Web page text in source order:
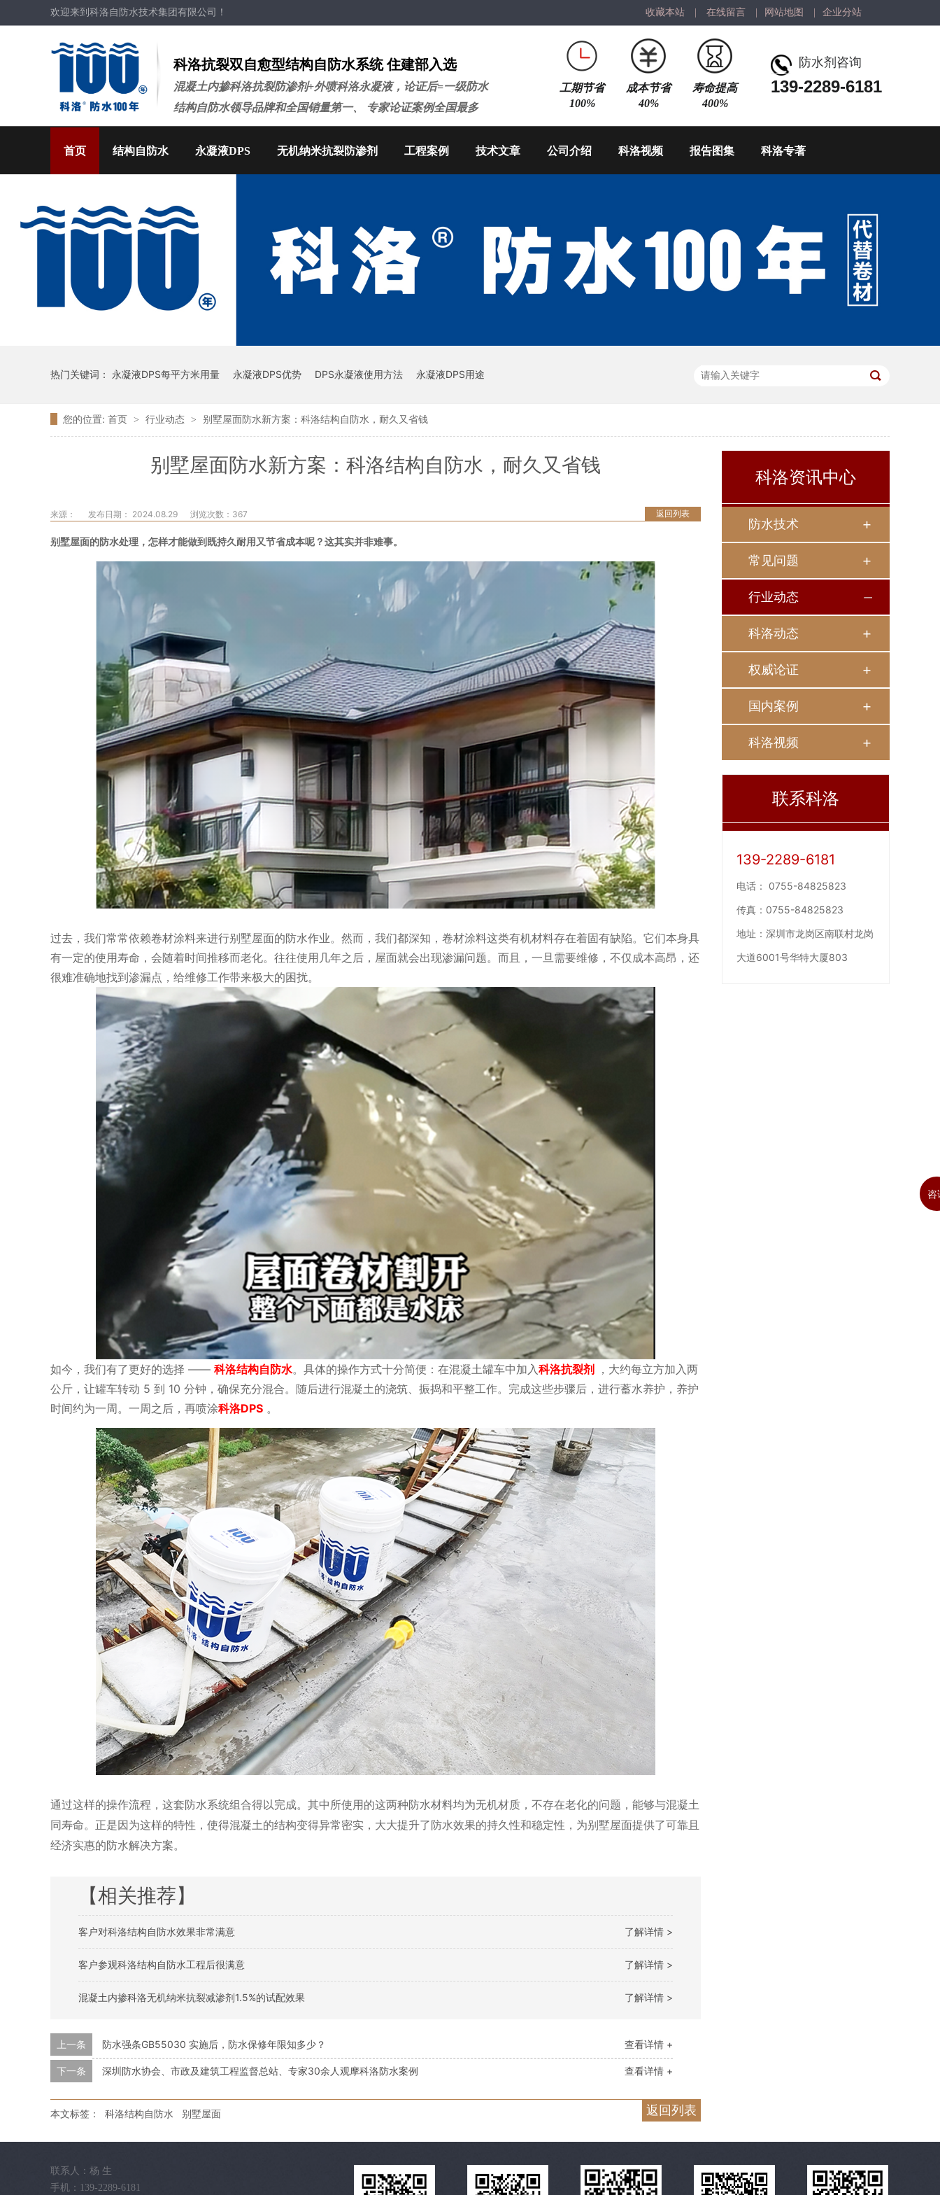
收藏本站 在线留言 网站地图 企业分站
欢迎来到科洛自防水技术集团有限公司！
科洛抗裂双自愈型结构自防水系统 住建部入选
混凝土内掺科洛抗裂防渗剂+外喷科洛永凝液，论证后=一级防水
结构自防水领导品牌和全国销量第一、 专家论证案例全国最多
防水剂咨询
139-2289-6181
工期节省
100%
成本节省
40%
寿命提高
400%
首页 结构自防水 永凝液DPS 无机纳米抗裂防渗剂 工程案例 技术文章 公司介绍 科洛视频 报告图集 科洛专著
热门关键词： 永凝液DPS每平方米用量 永凝液DPS优势 DPS永凝液使用方法 永凝液DPS用途
您的位置: 首页 > 行业动态 > 别墅屋面防水新方案：科洛结构自防水，耐久又省钱
别墅屋面防水新方案：科洛结构自防水，耐久又省钱
返回列表
来源： 发布日期： 2024.08.29 浏览次数： 367
别墅屋面的防水处理，怎样才能做到既持久耐用又节省成本呢？这其实并非难事。
过去，我们常常依赖卷材涂料来进行别墅屋面的防水作业。然而，我们都深知，卷材涂料这类有机材料存在着固有缺陷。它们本身具
有一定的使用寿命，会随着时间推移而老化。往往使用几年之后，屋面就会出现渗漏问题。而且，一旦需要维修，不仅成本高昂，还
很难准确地找到渗漏点，给维修工作带来极大的困扰。
如今，我们有了更好的选择 —— 科洛结构自防水。具体的操作方式十分简便：在混凝土罐车中加入科洛抗裂剂
，大约每立方加入两
公斤，让罐车转动 5 到 10 分钟，确保充分混合。随后进行混凝土的浇筑、振捣和平整工作。完成这些步骤后，进行蓄水养护，养护
时间约为一周。一周之后，再喷涂科洛DPS 。
通过这样的操作流程，这套防水系统组合得以完成。其中所使用的这两种防水材料均为无机材质，不存在老化的问题，能够与混凝土
同寿命。正是因为这样的特性，使得混凝土的结构变得异常密实，大大提升了防水效果的持久性和稳定性，为别墅屋面提供了可靠且
经济实惠的防水解决方案。
【相关推荐】
了解详情 >
客户对科洛结构自防水效果非常满意
了解详情 >
客户参观科洛结构自防水工程后很满意
了解详情 >
混凝土内掺科洛无机纳米抗裂减渗剂1.5%的试配效果
查看详情 +
上一条 防水强条GB55030 实施后，防水保修年限知多少？
查看详情 +
下一条 深圳防水协会、市政及建筑工程监督总站、专家30余人观摩科洛防水案例
返回列表
本文标签： 科洛结构自防水 别墅屋面
科洛资讯中心
防水技术
常见问题
行业动态
科洛动态
权威论证
国内案例
科洛视频
联系科洛
139-2289-6181
电话： 0755-84825823
传真： 0755-84825823
地址： 深圳市龙岗区南联村龙岗
大道6001号华特大厦803
联系人：杨 生
手机：139-2289-6181
咨